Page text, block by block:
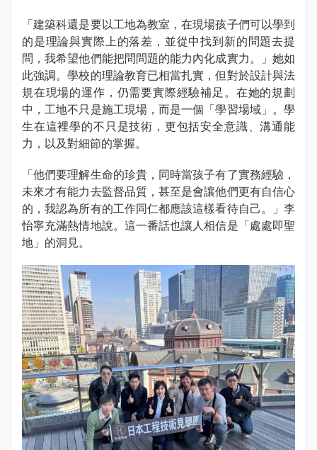
「建築科還是要以工地為教室，在現場孩子們可以學到
的是理論與實際上的落差，並從中找到新的問題去提
問，我希望他們能把問問題的能力內化成實力。」她如
此強調。學校的理論教育已相當扎實，但對於設計與法
規在現場的運作，仍需要實際經驗補足。在她的規劃
中，工地不只是施工現場，而是一個「學習場域」。學
生在這裡學的不只是技術，更包括安全意識、溝通能
力，以及對細節的掌握。
「他們要理解生命的珍貴，同時當孩子有了實務經驗，
未來才有能力去監督品質，甚至是會讓他們更有自信心
的，我認為所有的工作同仁都應該這樣看待自己。」李
怡寧充滿熱情地說。這一番話也讓人相信是「處處即聖
地」的洞見。